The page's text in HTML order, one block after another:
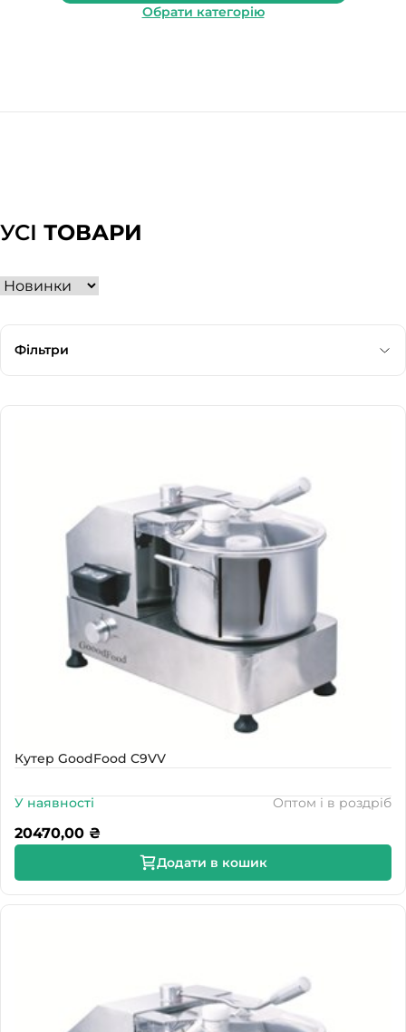
Обрати категорію
УСІ ТОВАРИ
Фільтри
В наявності
Кутер GoodFood C9VV
У наявності Оптом і в роздріб
20470,00 ₴
Додати в кошик